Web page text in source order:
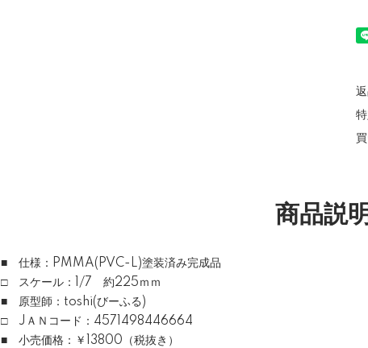
商品説明
■ 仕様：PMMA(PVC-L)塗装済み完成品
□ スケール：1/7 約225ｍｍ
■ 原型師：toshi(びーふる)
□ JＡＮコード：4571498446664
■ 小売価格：￥13800（税抜き）